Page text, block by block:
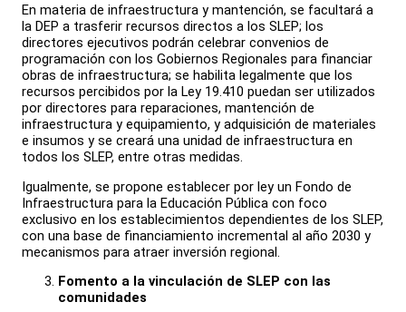
En materia de infraestructura y mantención, se facultará a
la DEP a trasferir recursos directos a los SLEP; los
directores ejecutivos podrán celebrar convenios de
programación con los Gobiernos Regionales para financiar
obras de infraestructura; se habilita legalmente que los
recursos percibidos por la Ley 19.410 puedan ser utilizados
por directores para reparaciones, mantención de
infraestructura y equipamiento, y adquisición de materiales
e insumos y se creará una unidad de infraestructura en
todos los SLEP, entre otras medidas.
Igualmente, se propone establecer por ley un Fondo de
Infraestructura para la Educación Pública con foco
exclusivo en los establecimientos dependientes de los SLEP,
con una base de financiamiento incremental al año 2030 y
mecanismos para atraer inversión regional.
Fomento a la vinculación de SLEP con las
comunidades